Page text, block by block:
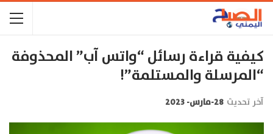
كيفية قراءة رسائل “واتس آب” المحذوفة
“المرسلة والمستلمة”!
آخر تحديث 28-مارس- 2023